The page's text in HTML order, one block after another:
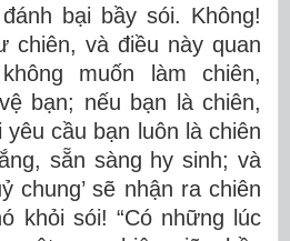
bại bầy sói. Không!
chiên, và điều này quan
muốn làm chiên,
bạn; nếu bạn là chiên,
yêu cầu bạn luôn là chiên
sẵn sàng hy sinh; và
chung’ sẽ nhận ra chiên
khỏi sói! “Có những lúc